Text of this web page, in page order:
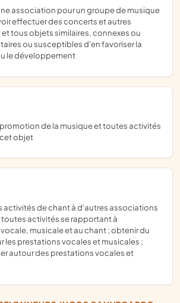
effectuer des concerts et autres
tous objets similaires, connexes ou
ou susceptibles d'en favoriser la
le développement
objet
activités se rapportant à
musicale et au chant ; obtenir du
les prestations vocales et musicales ;
autour des prestations vocales et